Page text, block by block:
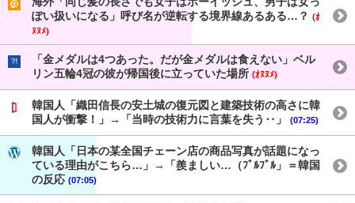
ぽい扱いになる」呼び名が逆転する境界線あるある…？ (ｵ
ﾇﾇﾒ)
「金メダルは4つあった。だが金メダルは食えない」ベル
リン五輪4冠の彼が帰国後に立っていた場所 (ｵﾇﾇﾒ)
韓国人「織田信長の安土城の復元図と建築技術の高さに韓
国人が衝撃！」→「当時の技術力に言葉を失う‥」
(07:25)
韓国人「日本の某全国チェーン店の商品写真が話題になっ
ている理由がこちら…」→「羨ましい…（ﾌﾞﾙﾌﾞﾙ」＝韓国
の反応 (07:05)